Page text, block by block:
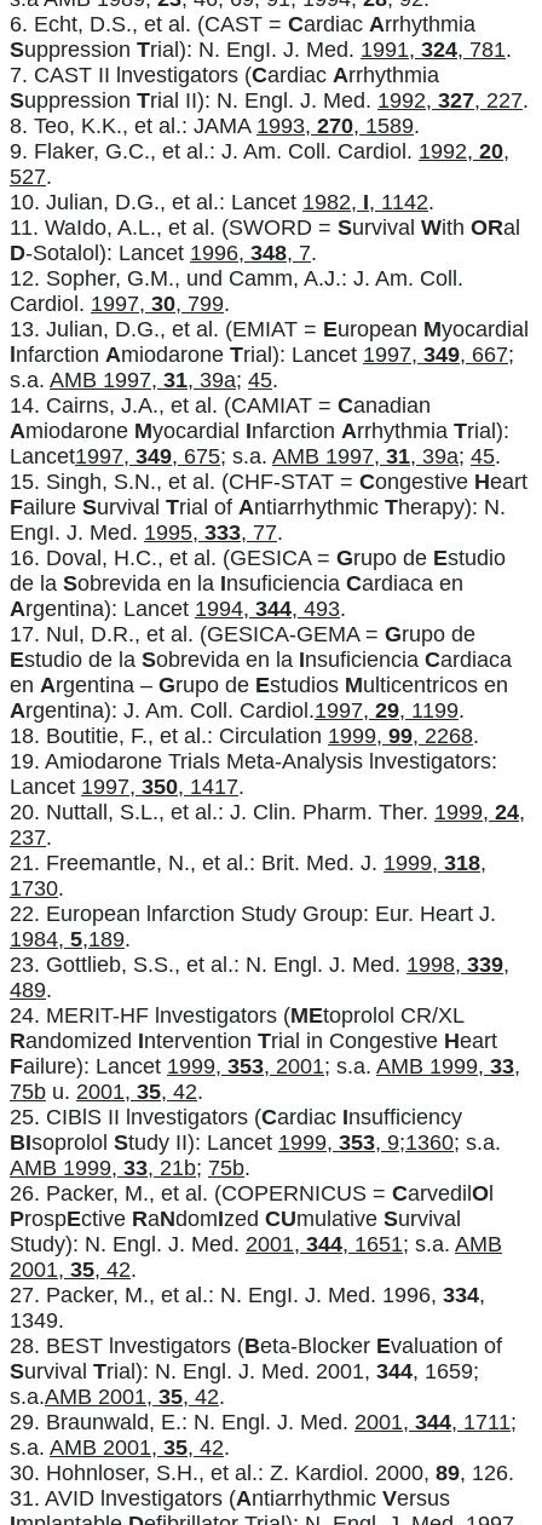
6. Echt, D.S., et al. (CAST = Cardiac Arrhythmia
Suppression Trial): N. EngI. J. Med. 1991, 324, 781.
7. CAST II lnvestigators (Cardiac Arrhythmia
Suppression Trial II): N. Engl. J. Med. 1992, 327, 227.
8. Teo, K.K., et al.: JAMA 1993, 270, 1589.
9. Flaker, G.C., et al.: J. Am. Coll. Cardiol. 1992, 20,
527.
10. Julian, D.G., et al.: Lancet 1982, I, 1142.
11. WaIdo, A.L., et al. (SWORD = Survival With ORal
D-Sotalol): Lancet 1996, 348, 7.
12. Sopher, G.M., und Camm, A.J.: J. Am. Coll.
Cardiol. 1997, 30, 799.
13. Julian, D.G., et al. (EMIAT = European Myocardial
lnfarction Amiodarone Trial): Lancet 1997, 349, 667;
s.a. AMB 1997, 31, 39a; 45.
14. Cairns, J.A., et al. (CAMIAT = Canadian
Amiodarone Myocardial Infarction Arrhythmia Trial):
Lancet1997, 349, 675; s.a. AMB 1997, 31, 39a; 45.
15. Singh, S.N., et al. (CHF-STAT = Congestive Heart
Failure Survival Trial of Antiarrhythmic Therapy): N.
EngI. J. Med. 1995, 333, 77.
16. Doval, H.C., et al. (GESICA = Grupo de Estudio
de la Sobrevida en la Insuficiencia Cardiaca en
Argentina): Lancet 1994, 344, 493.
17. Nul, D.R., et al. (GESICA-GEMA = Grupo de
Estudio de la Sobrevida en la Insuficiencia Cardiaca
en Argentina – Grupo de Estudios Multicentricos en
Argentina): J. Am. Coll. Cardiol.1997, 29, 1199.
18. Boutitie, F., et al.: Circulation 1999, 99, 2268.
19. Amiodarone Trials Meta-Analysis lnvestigators:
Lancet 1997, 350, 1417.
20. Nuttall, S.L., et al.: J. Clin. Pharm. Ther. 1999, 24,
237.
21. Freemantle, N., et al.: Brit. Med. J. 1999, 318,
1730.
22. European lnfarction Study Group: Eur. Heart J.
1984, 5,189.
23. Gottlieb, S.S., et al.: N. Engl. J. Med. 1998, 339,
489.
24. MERIT-HF lnvestigators (MEtoprolol CR/XL
Randomized Intervention Trial in Congestive Heart
Failure): Lancet 1999, 353, 2001; s.a. AMB 1999, 33,
75b u. 2001, 35, 42.
25. CIBlS II lnvestigators (Cardiac Insufficiency
BIsoprolol Study II): Lancet 1999, 353, 9;1360; s.a.
AMB 1999, 33, 21b; 75b.
26. Packer, M., et al. (COPERNICUS = CarvedilOl
ProspEctive RaNdomIzed CUmulative Survival
Study): N. Engl. J. Med. 2001, 344, 1651; s.a. AMB
2001, 35, 42.
27. Packer, M., et al.: N. EngI. J. Med. 1996, 334,
1349.
28. BEST lnvestigators (Beta-Blocker Evaluation of
Survival Trial): N. Engl. J. Med. 2001, 344, 1659;
s.a.AMB 2001, 35, 42.
29. Braunwald, E.: N. Engl. J. Med. 2001, 344, 1711;
s.a. AMB 2001, 35, 42.
30. Hohnloser, S.H., et al.: Z. Kardiol. 2000, 89, 126.
31. AVID lnvestigators (Antiarrhythmic Versus